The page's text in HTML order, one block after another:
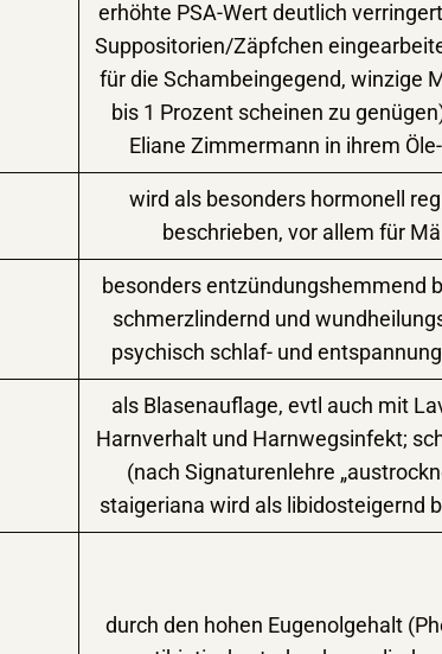
erhöhte PSA-Wert deutlich
Suppositorien/Zäpfchen
für die Schambeingegend, winzige
bis 1 Prozent scheinen zu
Eliane Zimmermann in ihrem
wird als besonders hormonell
beschrieben, vor allem für
besonders entzündungshemmend
schmerzlindernd und
psychisch schlaf- und
als Blasenauflage, evtl auch mit
Harnverhalt und Harnwegsinfekt;
(nach Signaturenlehre
staigeriana wird als libidosteigernd
durch den hohen Eugenolgehalt